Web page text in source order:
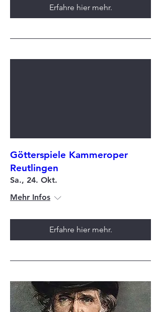
Erfahre hier mehr.
Götterspiele Kammeroper
Reutlingen
Sa., 24. Okt.
Mehr Infos
Erfahre hier mehr.